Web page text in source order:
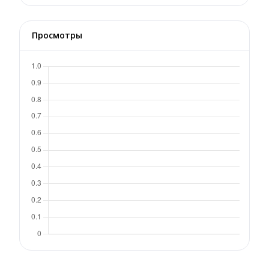
Просмотры